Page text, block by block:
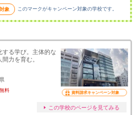
象 このマークがキャンペーン対象の学校です。
る学び。主体的な
力を育む。
料 資料請求キャンペーン対象
この学校のページを見てみる